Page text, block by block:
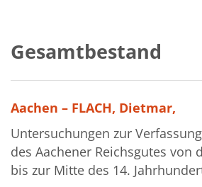
Antiquariat
Kataloge
Neubücher
AVKB-Edition
AVKB-Edition Downloads
Gesamtbestand
Aachen – FLACH, Dietmar,
Untersuchungen zur
des Aachener Reichsgutes von
bis zur Mitte des 14.